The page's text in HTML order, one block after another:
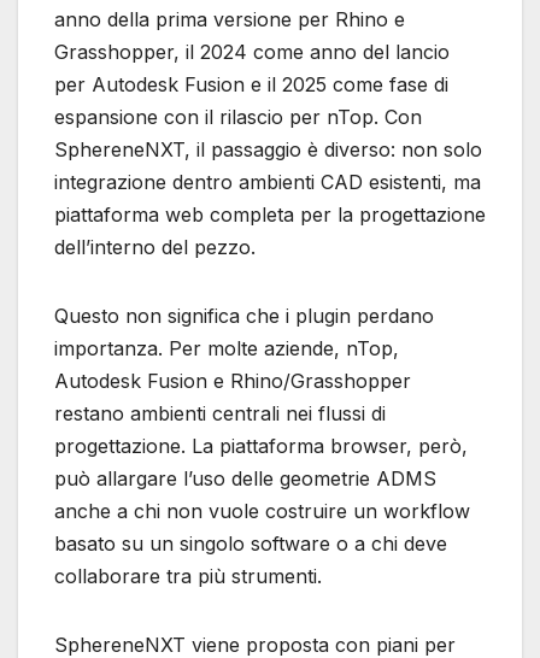
anno della prima versione per Rhino e
Grasshopper, il 2024 come anno del lancio
per Autodesk Fusion e il 2025 come fase di
espansione con il rilascio per nTop. Con
SphereneNXT, il passaggio è diverso: non solo
integrazione dentro ambienti CAD esistenti, ma
piattaforma web completa per la progettazione
dell’interno del pezzo.
Questo non significa che i plugin perdano
importanza. Per molte aziende, nTop,
Autodesk Fusion e Rhino/Grasshopper
restano ambienti centrali nei flussi di
progettazione. La piattaforma browser, però,
può allargare l’uso delle geometrie ADMS
anche a chi non vuole costruire un workflow
basato su un singolo software o a chi deve
collaborare tra più strumenti.
SphereneNXT viene proposta con piani per